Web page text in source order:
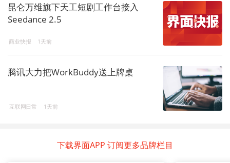
昆仑万维旗下天工短剧工作台接入
Seedance 2.5
商业快报 1天前
腾讯大力把WorkBuddy送上牌桌
互联网日常 1天前
下载界面APP 订阅更多品牌栏目